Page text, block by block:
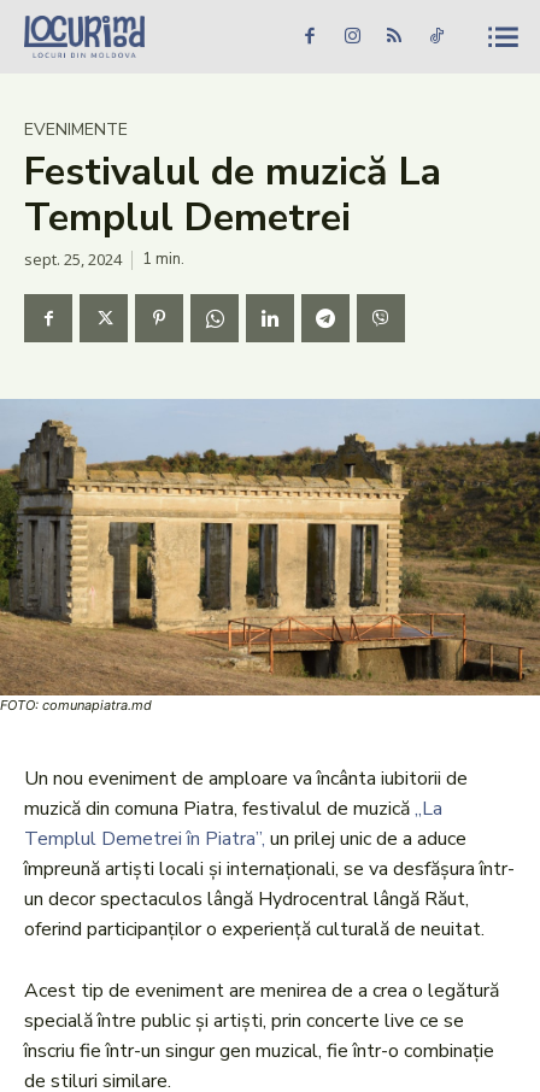
Caută în site... Căutare
Știri
Evenimente
Dezvoltare rurală
Turism
Vinării
Patrimoniu
Produs Acasă
EVENIMENTE
Festivalul de muzică La
Templul Demetrei
sept. 25, 2024 1 min.
FOTO: comunapiatra.md
Un nou eveniment de amploare va încânta iubitorii de
muzică din comuna Piatra, festivalul de muzică„La
Templul Demetrei în Piatra”, un prilej unic de a aduce
împreună artiști locali și internaționali, se va desfășura într-
un decor spectaculos lângă Hydrocentral lângă Răut,
oferind participanților o experiență culturală de neuitat.
Acest tip de eveniment are menirea de a crea o legătură
specială între public și artiști, prin concerte live ce se
înscriu fie într-un singur gen muzical, fie într-o combinație
de stiluri similare.